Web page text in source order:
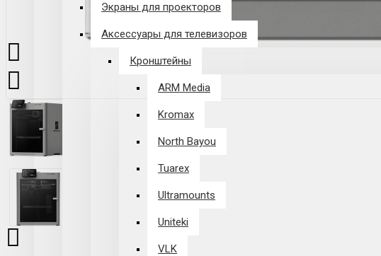
Экраны для проекторов
Аксессуары для телевизоров
Кронштейны
ARM Media
Kromax
North Bayou
Tuarex
Ultramounts
Uniteki
VLK